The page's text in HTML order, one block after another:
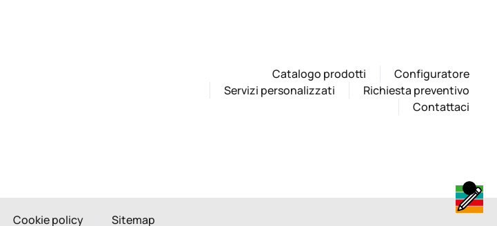
Catalogo prodotti
Configuratore
Servizi personalizzati
Richiesta preventivo
Contattaci
Cookie policy Sitemap